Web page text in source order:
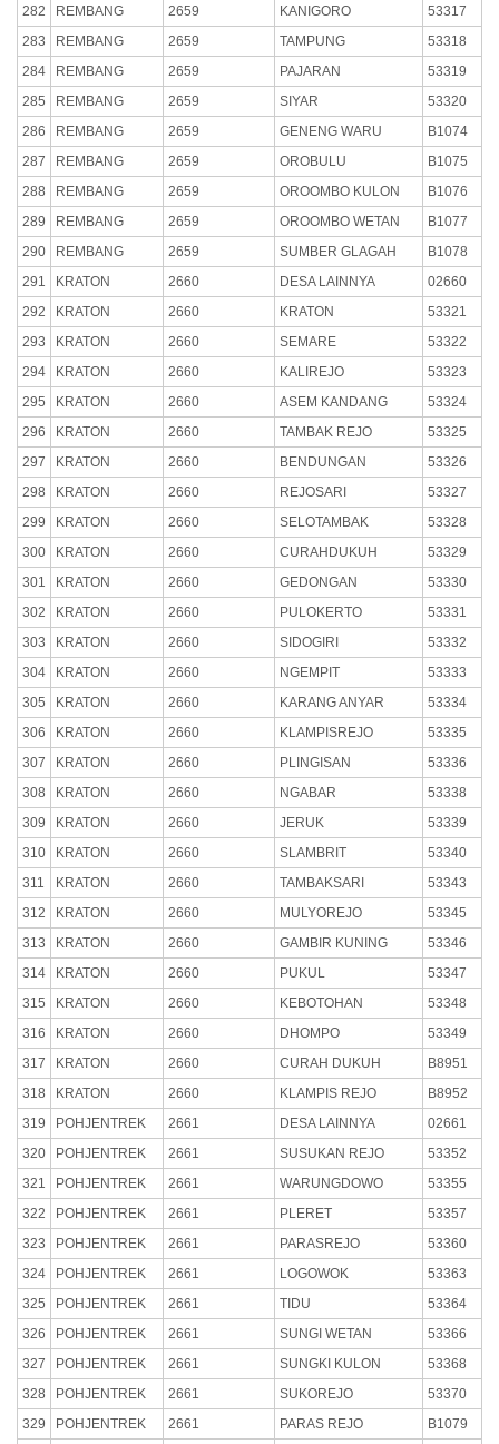
282 REMBANG 2659 KANIGORO
53317
283
REMBANG 2659 TAMPUNG
53318
284
REMBANG 2659 PAJARAN
53319
285
REMBANG 2659 SIYAR
53320
286
REMBANG 2659 GENENG WARU
B1074
287
REMBANG 2659 OROBULU
B1075
288
REMBANG 2659 OROOMBO KULON
B1076
289
REMBANG 2659 OROOMBO WETAN
B1077
290
REMBANG 2659 SUMBER GLAGAH
B1078
291
KRATON 2660 DESA LAINNYA
02660
292
KRATON 2660 KRATON
53321
293
KRATON 2660 SEMARE
53322
294
KRATON 2660 KALIREJO
53323
295
KRATON 2660 ASEM KANDANG
53324
296
KRATON 2660 TAMBAK REJO
53325
297
KRATON 2660 BENDUNGAN
53326
298
KRATON 2660 REJOSARI
53327
299
KRATON 2660 SELOTAMBAK
53328
300
KRATON 2660 CURAHDUKUH
53329
301
KRATON 2660 GEDONGAN
53330
302
KRATON 2660 PULOKERTO
53331
303
KRATON 2660 SIDOGIRI
53332
304
KRATON 2660 NGEMPIT
53333
305
KRATON 2660 KARANG ANYAR
53334
306
KRATON 2660 KLAMPISREJO
53335
307
KRATON 2660 PLINGISAN
53336
308
KRATON 2660 NGABAR
53338
309
KRATON 2660 JERUK
53339
310
KRATON 2660 SLAMBRIT
53340
311
KRATON 2660 TAMBAKSARI
53343
312
KRATON 2660 MULYOREJO
53345
313
KRATON 2660 GAMBIR KUNING
53346
314
KRATON 2660 PUKUL
53347
315
KRATON 2660 KEBOTOHAN
53348
316
KRATON 2660 DHOMPO
53349
317
KRATON 2660 CURAH DUKUH
B8951
318
KRATON 2660 KLAMPIS REJO
B8952
319
POHJENTREK 2661 DESA LAINNYA
02661
320
POHJENTREK 2661 SUSUKAN REJO
53352
321
POHJENTREK 2661 WARUNGDOWO
53355
322
POHJENTREK 2661 PLERET
53357
323
POHJENTREK 2661 PARASREJO
53360
324
POHJENTREK 2661 LOGOWOK
53363
325
POHJENTREK 2661 TIDU
53364
326
POHJENTREK 2661 SUNGI WETAN
53366
327
POHJENTREK 2661 SUNGKI KULON
53368
328
POHJENTREK 2661 SUKOREJO
53370
329
POHJENTREK 2661 PARAS REJO
B1079